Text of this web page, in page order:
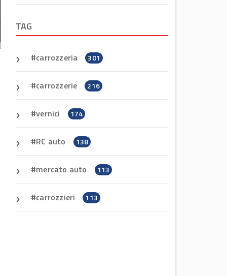
TAG
carrozzeria 301
carrozzerie 216
vernici 174
RC auto 138
mercato auto 113
carrozzieri 113